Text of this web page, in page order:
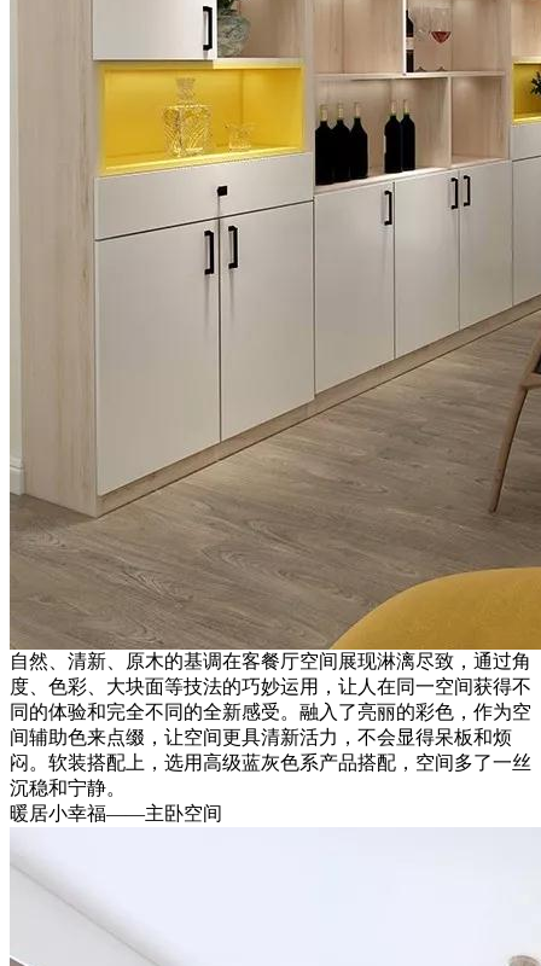
自然、清新、原木的基调在客餐厅空间展现淋漓尽致，通过角
度、色彩、大块面等技法的巧妙运用，让人在同一空间获得不
同的体验和完全不同的全新感受。融入了亮丽的彩色，作为空
间辅助色来点缀，让空间更具清新活力，不会显得呆板和烦
闷。软装搭配上，选用高级蓝灰色系产品搭配，空间多了一丝
沉稳和宁静。
暖居小幸福——主卧空间